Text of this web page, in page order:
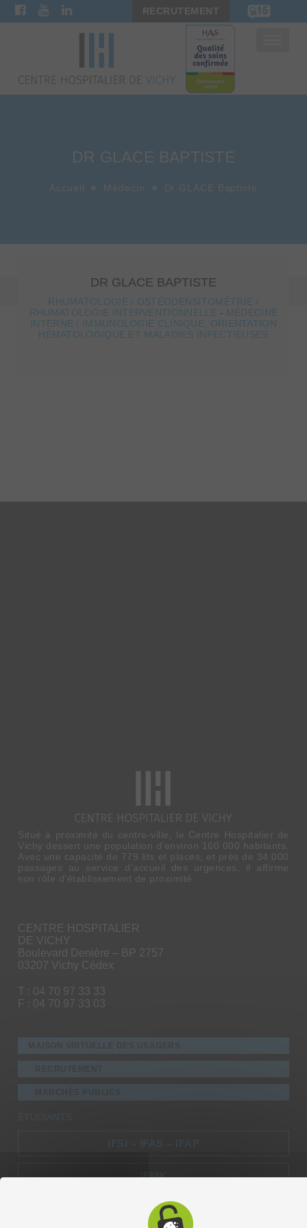
RECRUTEMENT
DR GLACE BAPTISTE
Accueil Médecin Dr GLACE Baptiste
DR GLACE BAPTISTE
RHUMATOLOGIE / OSTÉODENSITOMÉTRIE /
RHUMATOLOGIE INTERVENTIONNELLE - MÉDECINE
INTERNE / IMMUNOLOGIE CLINIQUE, ORIENTATION
HÉMATOLOGIQUE ET MALADIES INFECTIEUSES
Situé à proximité du centre-ville, le Centre Hospitalier de
Vichy dessert une population d’environ 160 000 habitants.
Avec une capacité de 779 lits et places, et près de 34 000
passages au service d’accueil des urgences, il affirme
son rôle d’établissement de proximité.
CENTRE HOSPITALIER
DE VICHY
Boulevard Denière – BP 2757
03207 Vichy Cédex
T : 04 70 97 33 33
F : 04 70 97 33 03
IFMK